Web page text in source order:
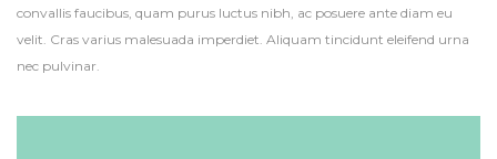
convallis faucibus, quam purus luctus nibh, ac posuere ante diam eu
velit. Cras varius malesuada imperdiet. Aliquam tincidunt eleifend urna
nec pulvinar.